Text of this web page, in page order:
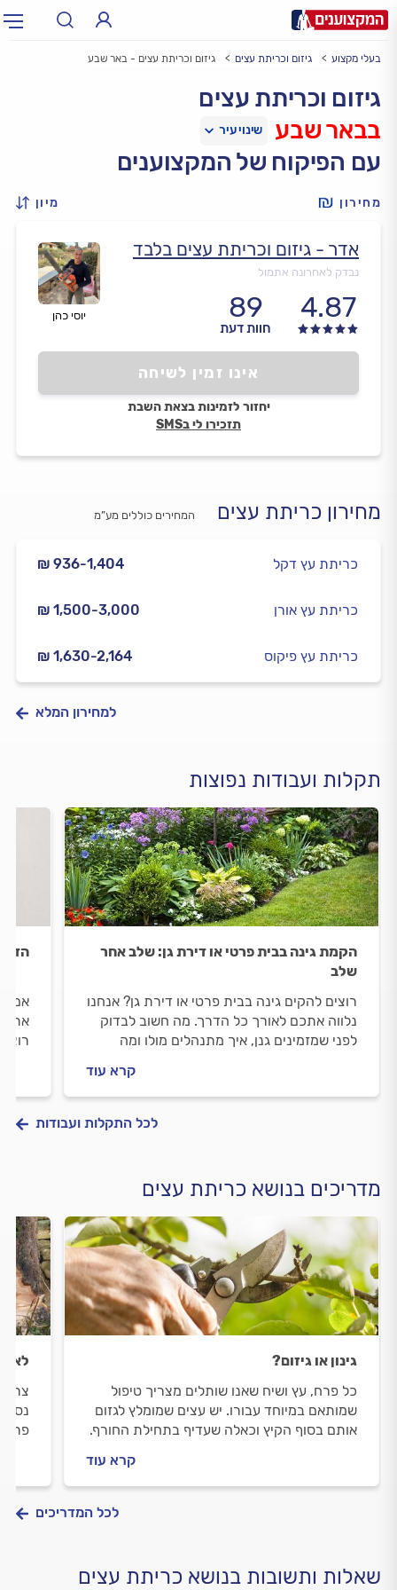
עירעיר: תל אביב, חיפה…
בעלי מקצוע גיזום וכריתת עצים גיזום וכריתת עצים - באר שבע
גיזום וכריתת עצים
בבאר שבע
עם הפיקוח של המקצוענים
מחירון מיון
יוסי כהן
אדר - גיזום וכריתת עצים בלבד
נבדק לאחרונה אתמול
4.87
89
חוות דעת
אינו זמין לשיחה
יחזור לזמינות בצאת השבת
תזכירו לי בSMS
מחירון כריתת עצים המחירים כוללים מע”מ
₪ 936-1,404 כריתת עץ דקל
₪ 1,500-3,000 כריתת עץ אורן
₪ 1,630-2,164 כריתת עץ פיקוס
למחירון המלא
תקלות ועבודות נפוצות
הקמת גינה בבית פרטי או דירת גן: שלב אחר
שלב
רוצים להקים גינה בבית פרטי או דירת גן? אנחנו
נלווה אתכם לאורך כל הדרך. מה חשוב לבדוק
לפני שמזמינים גנן, איך מתנהלים מולו ומה
קרא עוד
אם
לכל התקלות ועבודות
מדריכים בנושא כריתת עצים
גינון או גיזום?
כל פרח, עץ ושיח שאנו שותלים מצריך טיפול
שמותאם במיוחד עבורו. יש עצים שמומלץ לגזום
אותם בסוף הקיץ וכאלה שעדיף בתחילת החורף.
קרא עוד
לא
לכל המדריכים
שאלות ותשובות בנושא כריתת עצים